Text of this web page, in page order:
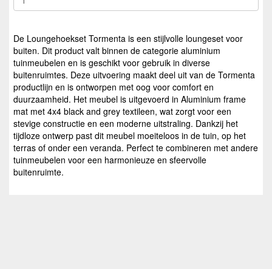
De Loungehoekset Tormenta is een stijlvolle loungeset voor
buiten. Dit product valt binnen de categorie aluminium
tuinmeubelen en is geschikt voor gebruik in diverse
buitenruimtes. Deze uitvoering maakt deel uit van de Tormenta
productlijn en is ontworpen met oog voor comfort en
duurzaamheid. Het meubel is uitgevoerd in Aluminium frame
mat met 4x4 black and grey textileen, wat zorgt voor een
stevige constructie en een moderne uitstraling. Dankzij het
tijdloze ontwerp past dit meubel moeiteloos in de tuin, op het
terras of onder een veranda. Perfect te combineren met andere
tuinmeubelen voor een harmonieuze en sfeervolle
buitenruimte.